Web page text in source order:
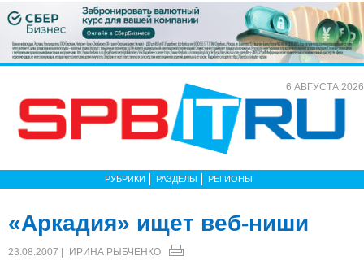
6 АВГУСТА 2026
РУБРИКИ РАЗДЕЛЫ РЕГИОНЫ
«Аркадия» ищет веб-ниши
23.08.2007 | ИРИНА РЫБЧЕНКО